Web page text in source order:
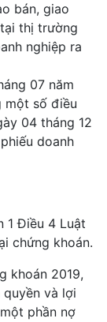
bán, giao
thị trường
nghiệp ra
07 năm
một số điều
04 tháng 12
doanh
1 Điều 4 Luật
chứng khoán.
khoán 2019,
và lợi
phần nợ